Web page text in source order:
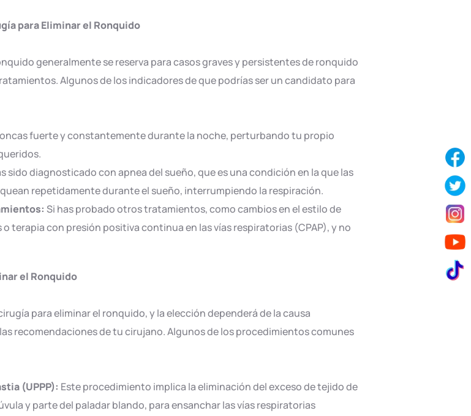
para Eliminar el Ronquido
generalmente se reserva para casos graves y persistentes de ronquido
Algunos de los indicadores de que podrías ser un candidato para
fuerte y constantemente durante la noche, perturbando tu propio
sido diagnosticado con apnea del sueño, que es una condición en la que las
repetidamente durante el sueño, interrumpiendo la respiración.
Si has probado otros tratamientos, como cambios en el estilo de
terapia con presión positiva continua en las vías respiratorias (CPAP), y no
el Ronquido
para eliminar el ronquido, y la elección dependerá de la causa
recomendaciones de tu cirujano. Algunos de los procedimientos comunes
(UPPP): Este procedimiento implica la eliminación del exceso de tejido de
y parte del paladar blando, para ensanchar las vías respiratorias